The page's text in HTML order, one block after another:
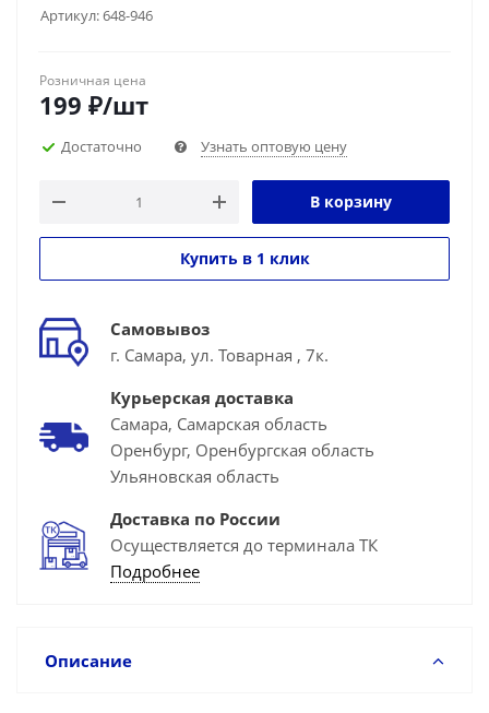
Артикул:648-946
Розничная цена
199 ₽/шт
Достаточно Узнать оптовую цену
В корзину
Купить в 1 клик
Самовывоз
г. Самара, ул. Товарная , 7к.
Курьерская доставка
Самара, Самарская область
Оренбург, Оренбургская область
Ульяновская область
Доставка по России
Осуществляется до терминала ТК
Подробнее
Описание